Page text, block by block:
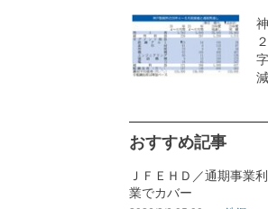
おすすめ記事
ＪＦＥＨＤ／通期事業
業でカバー